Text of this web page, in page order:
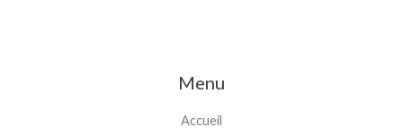
Menu
Accueil